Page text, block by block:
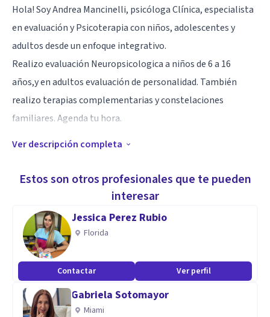
Hola! Soy Andrea Mancinelli, psicóloga Clínica, especialista
en evaluación y Psicoterapia con niños, adolescentes y
adultos desde un enfoque integrativo.
Realizo evaluación Neuropsicologica a niños de 6 a 16
años,y en adultos evaluación de personalidad. También
realizo terapias complementarias y constelaciones
familiares. Agenda tu hora.
Especialidad
neurodivergencia en niños, T. de la conducta alimentaria,
positiva a padres y profesores, desregulacion emocional,
estimulacion cognitiva en niños, coach vocacional. Entre
otras necesidades.
Agenda hora sicologa.anmanfra
Espacio NativaMente
Ver descripción completa
Estos son otros profesionales que te pueden
interesar
Jessica Perez Rubio
Florida
Contactar Ver perfil
Gabriela Sotomayor
Miami